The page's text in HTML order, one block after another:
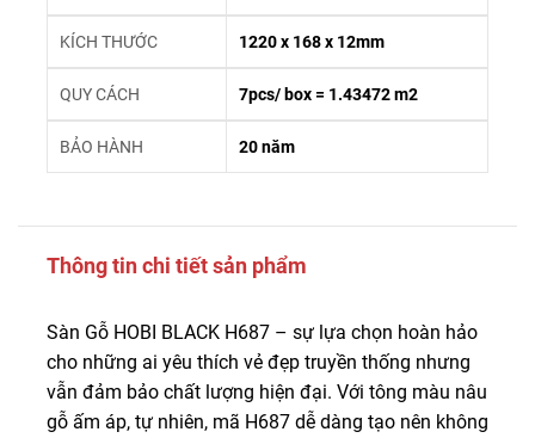
KÍCH THƯỚC 1220 x 168 x 12mm
QUY CÁCH 7pcs/ box = 1.43472 m2
BẢO HÀNH 20 năm
Thông tin chi tiết sản phẩm
Sàn Gỗ HOBI BLACK H687 – sự lựa chọn hoàn hảo
cho những ai yêu thích vẻ đẹp truyền thống nhưng
vẫn đảm bảo chất lượng hiện đại. Với tông màu nâu
gỗ ấm áp, tự nhiên, mã H687 dễ dàng tạo nên không